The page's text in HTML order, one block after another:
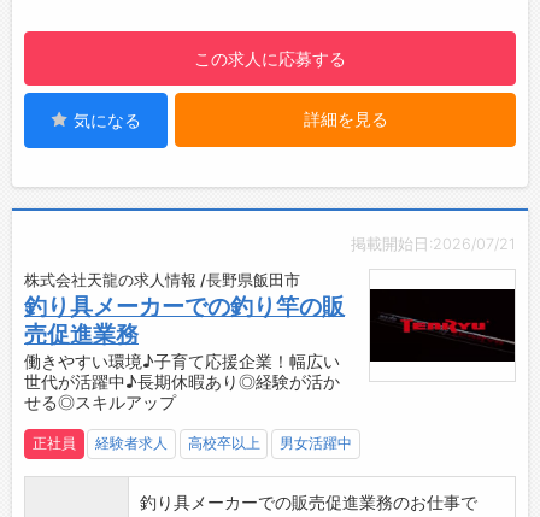
補充品や当日使用する材料を準備積込み
・10:00 納品・売上処理/予定確認
お客様（病院）から発注された製品を納品及び
売上処理
病院近くでお昼休憩を取ります。
その後、午後の立会いの準備を行います。
↓
病院の先生と立会い前の打ち合わせを行いま
す。
・14:00 訪問・症例の立会い
病院の事務局へ訪問。
病院の先生から要望があった商品について購
を覚えていきます！
【やりがい】
・日本の農業産業へ貢献している実感が持てま
す。
ャレンジする事もできます。
す。
この求人に応募する
気になる 詳細を見る
掲載開始日:2026/07/21
株式会社天龍の求人情報 /長野県飯田市
釣り具メーカーでの釣り竿の販
売促進業務
働きやすい環境♪子育て応援企業！幅広い
世代が活躍中♪長期休暇あり◎経験が活か
せる◎スキルアップ
正社員 経験者求人 高校卒以上 男女活躍中
釣り具メーカーでの販売促進業務のお仕事で